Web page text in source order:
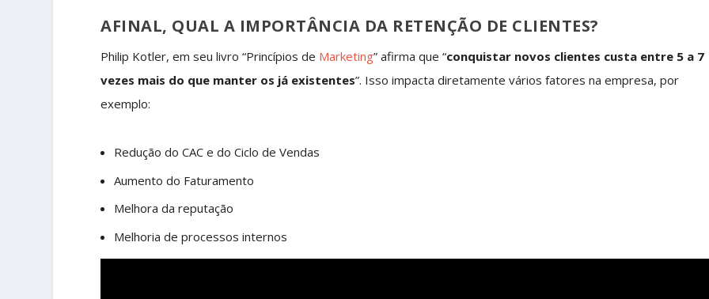
AFINAL, QUAL A IMPORTÂNCIA DA RETENÇÃO DE CLIENTES?
Philip Kotler, em seu livro “Princípios de Marketing” afirma que “conquistar novos clientes custa entre 5 a 7
vezes mais do que manter os já existentes”. Isso impacta diretamente vários fatores na empresa, por
exemplo:
Redução do CAC e do Ciclo de Vendas
Aumento do Faturamento
Melhora da reputação
Melhoria de processos internos